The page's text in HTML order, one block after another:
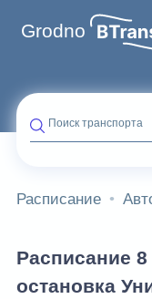
Grodno
Поиск транспорта
Расписание
Расписание
остановка